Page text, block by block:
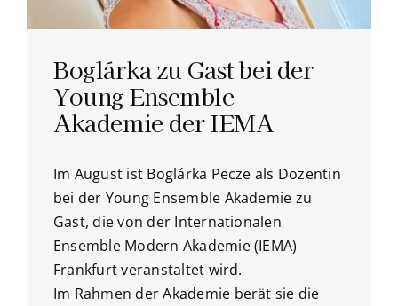
Boglárka zu Gast bei der
Young Ensemble
Akademie der IEMA
Im August ist Boglárka Pecze als Dozentin
bei der Young Ensemble Akademie zu
Gast, die von der Internationalen
Ensemble Modern Akademie (IEMA)
Frankfurt veranstaltet wird.
Im Rahmen der Akademie berät sie die